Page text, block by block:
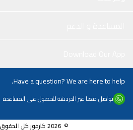
Have a question? We are here to help.
تواصل معنا عبر الدردشة للحصول على المساعدة
© 2026 كارفور كل الحقوق محفوظة